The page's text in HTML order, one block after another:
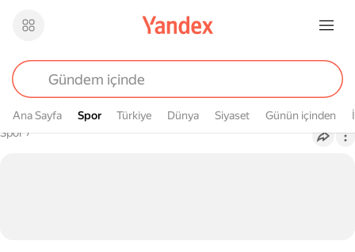
Ana Sayfa Spor
Spor Türkiye Dünya Siyaset Günün içinden
Buradasın
Spor›